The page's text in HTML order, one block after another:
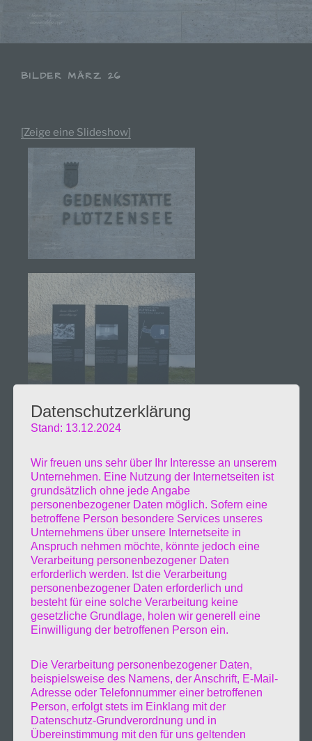
BILDER MÄRZ 26
[Zeige eine Slideshow]
Datenschutzerklärung
Stand: 13.12.2024
Wir freuen uns sehr über Ihr Interesse an unserem
Unternehmen. Eine Nutzung der Internetseiten ist
grundsätzlich ohne jede Angabe
personenbezogener Daten möglich. Sofern eine
betroffene Person besondere Services unseres
Unternehmens über unsere Internetseite in
Anspruch nehmen möchte, könnte jedoch eine
Verarbeitung personenbezogener Daten
erforderlich werden. Ist die Verarbeitung
personenbezogener Daten erforderlich und
besteht für eine solche Verarbeitung keine
gesetzliche Grundlage, holen wir generell eine
Einwilligung der betroffenen Person ein.
Die Verarbeitung personenbezogener Daten,
beispielsweise des Namens, der Anschrift, E-Mail-
Adresse oder Telefonnummer einer betroffenen
Person, erfolgt stets im Einklang mit der
Datenschutz-Grundverordnung und in
Übereinstimmung mit den für uns geltenden